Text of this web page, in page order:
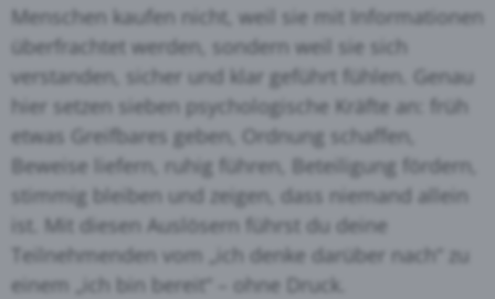
Menschen kaufen nicht, weil sie mit Informationen
überfrachtet werden, sondern weil sie sich
verstanden, sicher und klar geführt fühlen. Genau
hier setzen sieben psychologische Kräfte an: früh
etwas Greifbares geben, Ordnung schaffen,
Beweise liefern, ruhig führen, Beteiligung fördern,
stimmig bleiben und zeigen, dass niemand allein
ist. Mit diesen Auslösern führst du deine
Teilnehmenden vom „ich denke darüber nach“ zu
einem „ich bin bereit“ – ohne Druck.